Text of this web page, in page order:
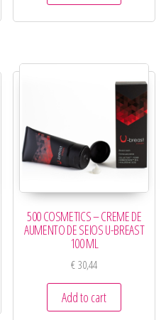
500 COSMETICS – CREME DE
AUMENTO DE SEIOS U-BREAST
100 ML
€30,44
Add to cart